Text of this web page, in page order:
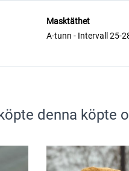
Masktäthet
A-tunn - Intervall 25-
denna köpte